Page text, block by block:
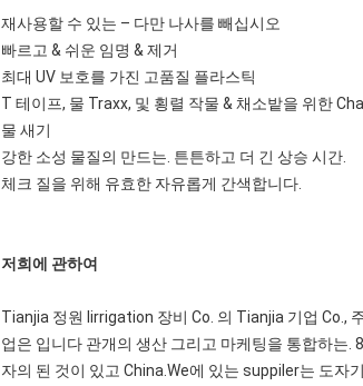
재사용할 수 있는 – 다만 나사를 빼십시오
빠르고 & 쉬운 임명 & 제거
최대 UV 보호를 가진 고품질 플라스틱
T 테이프, 물 Traxx, 및 횡렬 작물 & 채소밭을 위한
물 새기
강한 소성 물질의 만드는. 튼튼하고 더 긴 상승 시간.
체크 질을 위해 유효한 자유롭게 간색합니다.
저희에 관하여
Tianjia 정원 Iirrigation 장비 Co. 의 Tianjia 기업 Co.,
업은 입니다 관개의 생산 그리고 마케팅을 통합하는
자의 된 것이 있고 China.We에 있는 suppiler는 도자